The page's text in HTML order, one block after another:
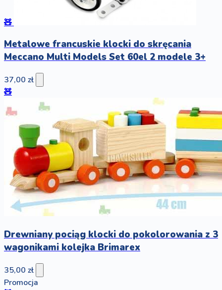
🧸
Metalowe francuskie klocki do skręcania
Meccano Multi Models Set 60el 2 modele 3+
37,00 zł
🧸
Drewniany pociąg klocki do pokolorowania z 3
wagonikami kolejka Brimarex
35,00 zł
Promocja